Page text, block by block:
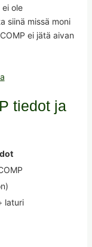
ole
siinä missä moni
ei jätä aivan
tiedot ja
laturi